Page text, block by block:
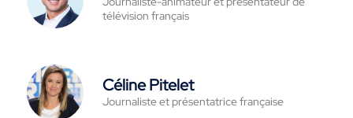
télévision français
Céline Pitelet
Journaliste et présentatrice française